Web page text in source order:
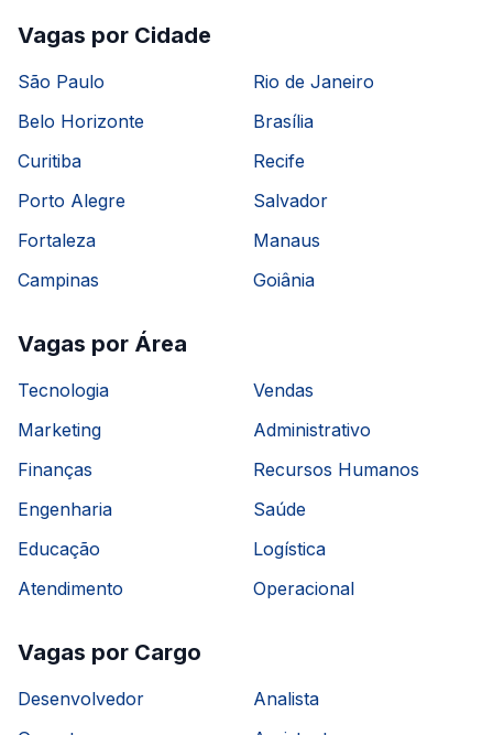
Vagas por Cidade
São Paulo
Rio de Janeiro
Belo Horizonte
Brasília
Curitiba
Recife
Porto Alegre
Salvador
Fortaleza
Manaus
Campinas
Goiânia
Vagas por Área
Tecnologia
Vendas
Marketing
Administrativo
Finanças
Recursos Humanos
Engenharia
Saúde
Educação
Logística
Atendimento
Operacional
Vagas por Cargo
Desenvolvedor
Analista